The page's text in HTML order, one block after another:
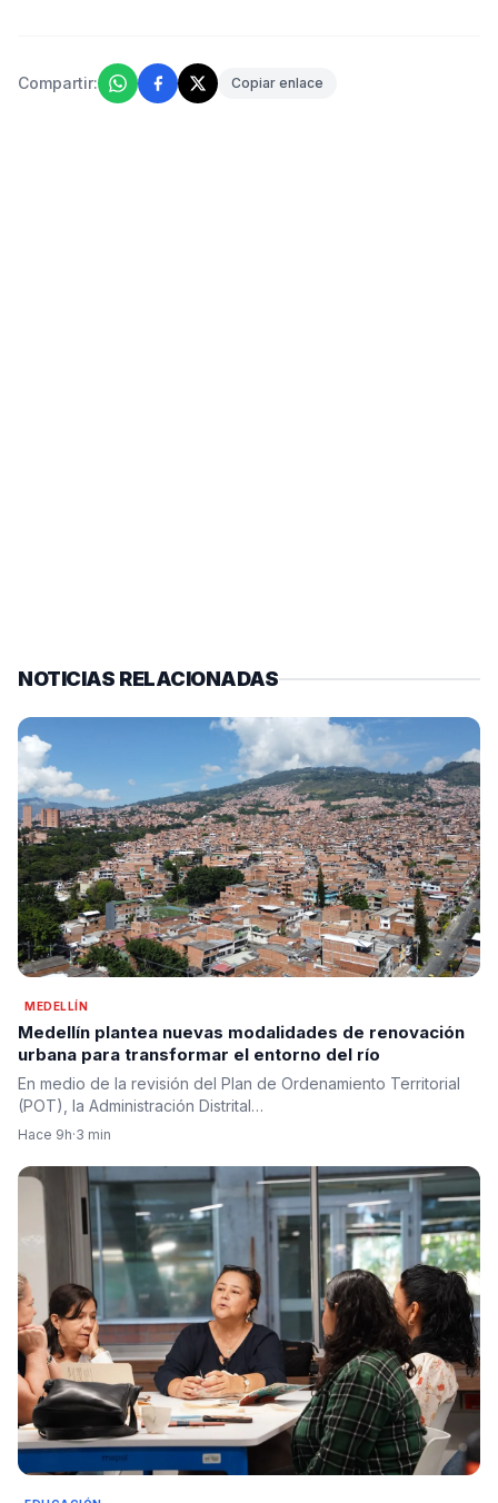
Compartir: Copiar enlace
NOTICIAS RELACIONADAS
MEDELLÍN
Medellín plantea nuevas modalidades de renovación
urbana para transformar el entorno del río
En medio de la revisión del Plan de Ordenamiento Territorial
(POT), la Administración Distrital…
Hace 9h·3 min